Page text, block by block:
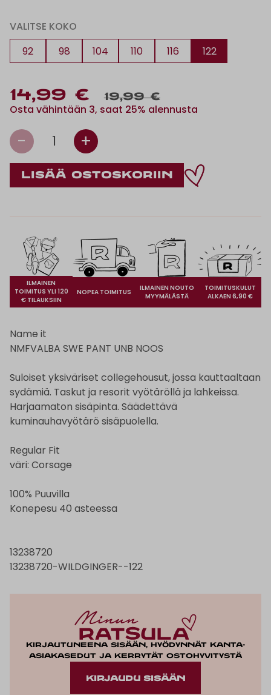
VALITSE KOKO
92
98 104 110 116 122
14,99 € 19,99 €
Osta vähintään 3, saat 25% alennusta
- 1 +
ILMAINEN
TOIMITUS YLI 120
€ TILAUKSIIN
NOPEA TOIMITUS
ILMAINEN NOUTO
MYYMÄLÄSTÄ
TOIMITUSKULUT
ALKAEN 6,90 €
Name it
NMFVALBA SWE PANT UNB NOOS
Suloiset yksiväriset collegehousut, jossa kauttaaltaan
sydämiä. Taskut ja resorit vyötäröllä ja lahkeissa.
Harjaamaton sisäpinta. Säädettävä
kuminauhavyötärö sisäpuolella.
Regular Fit
väri: Corsage
100% Puuvilla
Konepesu 40 asteessa
13238720
13238720-WILDGINGER--122
Kirjautuneena sisään, hyödynnät kanta-
asiakasedut ja kerrytät ostohyvitystä
KIRJAUDU SISÄÄN